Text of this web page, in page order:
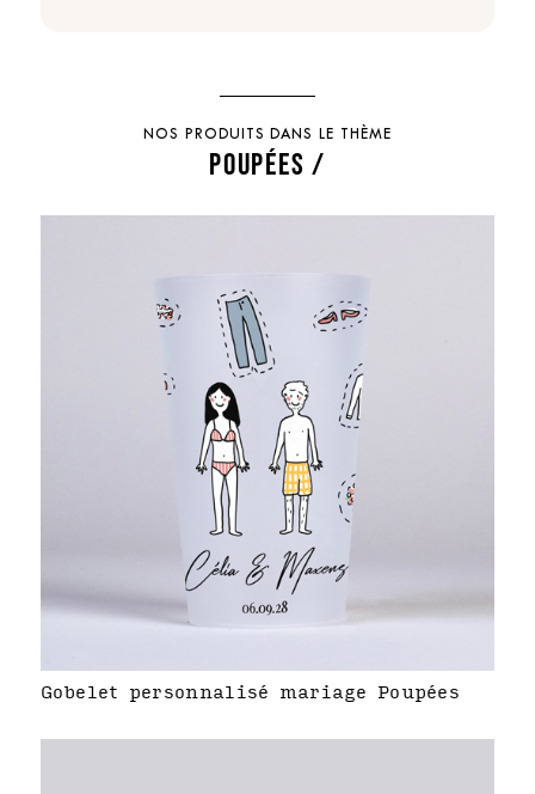
NOS PRODUITS DANS LE THÈME
POUPÉES /
Gobelet personnalisé mariage Poupées